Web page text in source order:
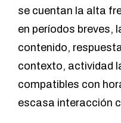
se cuentan la alta
en períodos breves,
contenido,
contexto, actividad
compatibles con
escasa interacción